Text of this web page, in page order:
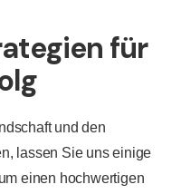
für
und den
lassen Sie uns einige
einen hochwertigen